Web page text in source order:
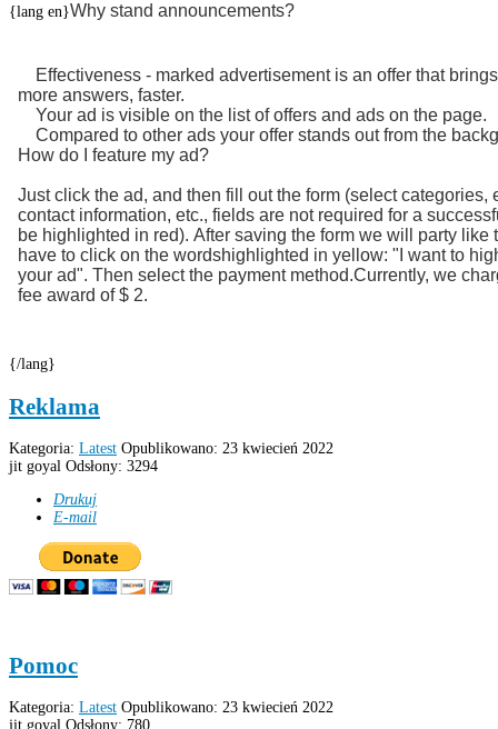
{lang en}Why stand announcements?
Effectiveness - marked advertisement is an offer that brings
more answers, faster.
Your ad is visible on the list of offers and ads on the page.
Compared to other ads your offer stands out from the
How do I
feature my ad?
Just click the ad, and then fill out the form (select categories,
contact information, etc., fields are not required for a
be highlighted in red). After saving the form we will party like
have to click on the wordshighlighted in yellow: "I want to
your ad". Then select the payment method.Currently, we
fee award of $ 2.
{/lang}
Reklama
Kategoria: Latest Opublikowano: 23 kwiecień 2022
jit goyal Odsłony: 3294
Drukuj
E-mail
Pomoc
Kategoria: Latest Opublikowano: 23 kwiecień 2022
jit goyal Odsłony: 780